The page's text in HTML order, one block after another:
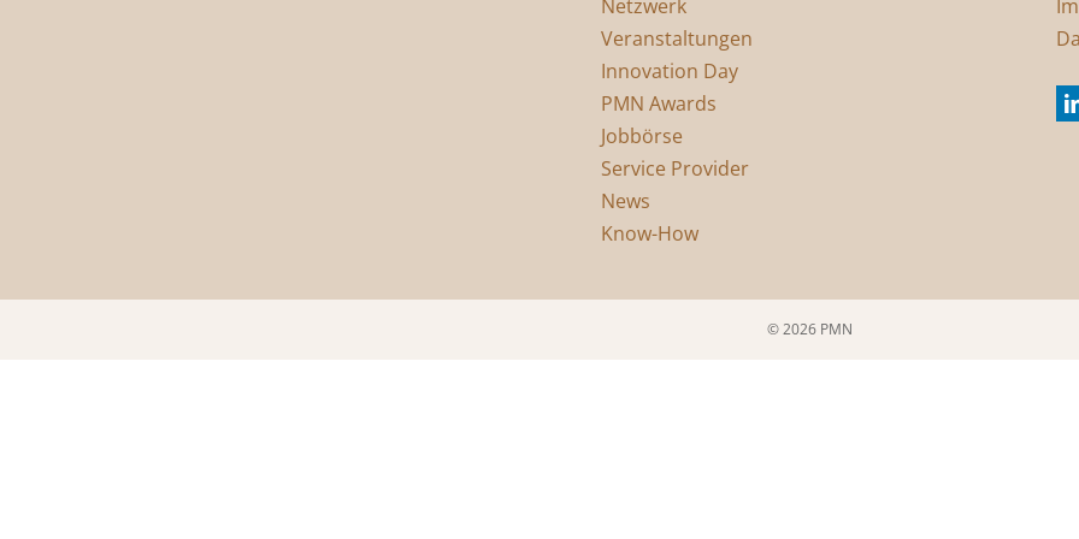
Netzwerk
Veranstaltungen
Innovation Day
PMN Awards
Jobbörse
Service Provider
News
Know-How
© 2026 PMN